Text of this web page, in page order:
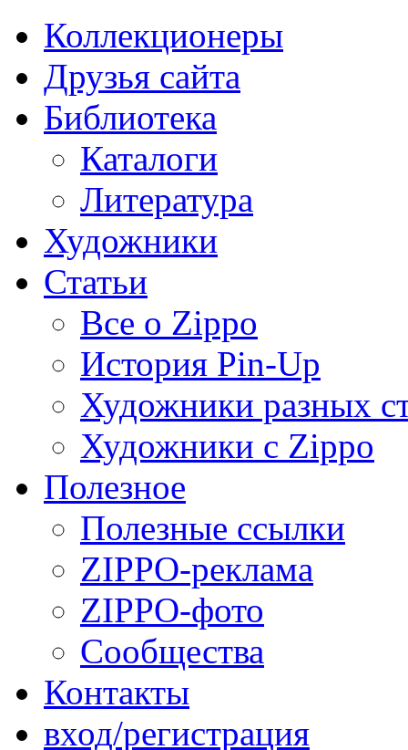
Коллекционеры
Друзья сайта
Библиотека
Каталоги
Литература
Художники
Статьи
Все о Zippo
История Pin-Up
Художники разных
Художники с Zippo
Полезное
Полезные ссылки
ZIPPO-реклама
ZIPPO-фото
Сообщества
Контакты
вход/регистрация